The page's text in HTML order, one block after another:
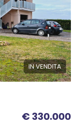
IN VENDITA
€ 330.000